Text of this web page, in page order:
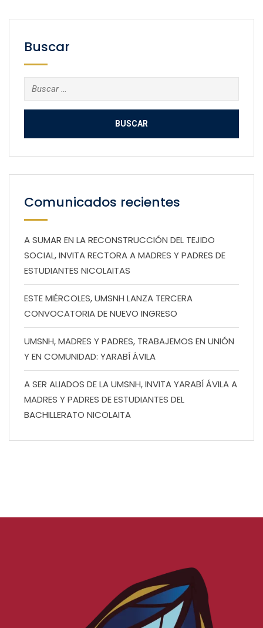
Buscar
Buscar:
Comunicados recientes
A SUMAR EN LA RECONSTRUCCIÓN DEL TEJIDO
SOCIAL, INVITA RECTORA A MADRES Y PADRES DE
ESTUDIANTES NICOLAITAS
ESTE MIÉRCOLES, UMSNH LANZA TERCERA
CONVOCATORIA DE NUEVO INGRESO
UMSNH, MADRES Y PADRES, TRABAJEMOS EN UNIÓN
Y EN COMUNIDAD: YARABÍ ÁVILA
A SER ALIADOS DE LA UMSNH, INVITA YARABÍ ÁVILA A
MADRES Y PADRES DE ESTUDIANTES DEL
BACHILLERATO NICOLAITA